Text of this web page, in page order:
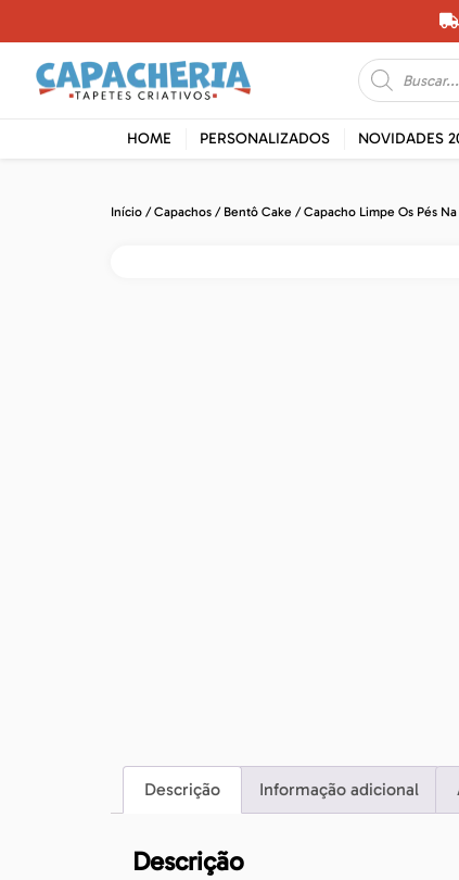
HOME PERSONALIZADOS NOVIDADES
Início /Capachos / Bentô Cake / Capacho Limpe Os Pés
Descrição Informação adicional
Descrição